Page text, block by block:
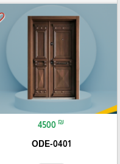
4500 ₪
ODE-0401